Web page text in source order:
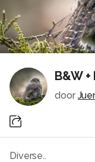
B&W
door
Diverse..